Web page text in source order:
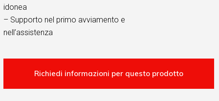
idonea
– Supporto nel primo avviamento e
nell’assistenza